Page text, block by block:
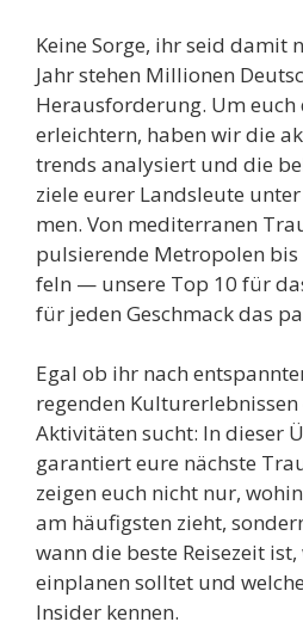
Kei­ne Sor­ge, ihr seid damit
Jahr ste­hen Mil­lio­nen
Her­aus­for­de­rung. Um euch
erleich­tern, haben wir die
trends ana­ly­siert und die
zie­le eurer Lands­leu­te
men. Von medi­ter­ra­nen
pul­sie­ren­de Metro­po­len
feln — unse­re Top 10 für
für jeden Geschmack das
Egal ob ihr nach
re­gen­den
Akti­vi­tä­ten sucht: In die­ser
garan­tiert eure nächs­te
zei­gen euch nicht nur,
am häu­figs­ten zieht,
wann die bes­te Rei­se­zeit
ein­pla­nen soll­tet und
Insi­der kennen.